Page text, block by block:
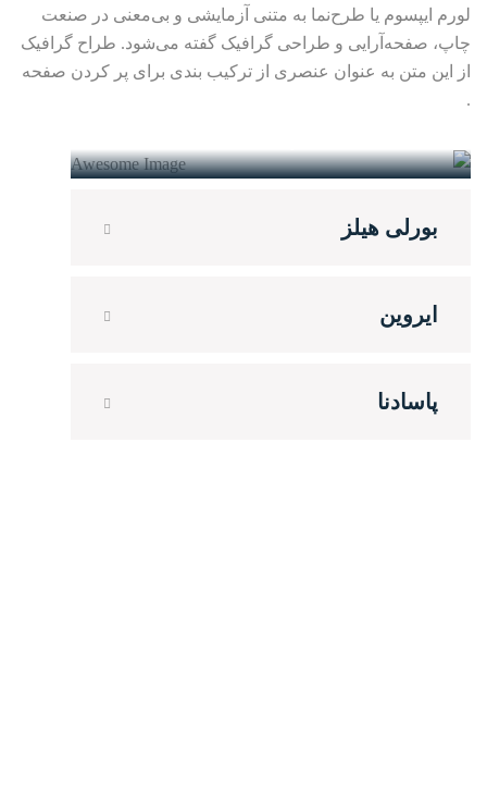
لورم ایپسوم یا طرح‌نما به متنی آزمایشی و بی‌معنی در صنعت
چاپ، صفحه‌آرایی و طراحی گرافیک گفته می‌شود. طراح گرافیک
از این متن به عنوان عنصری از ترکیب بندی برای پر کردن صفحه
.
بورلی هیلز
ایروین
پاسادنا